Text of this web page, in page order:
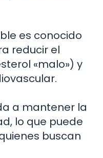
es conocido
reducir el
«malo») y
a mantener la
lo que puede
buscan